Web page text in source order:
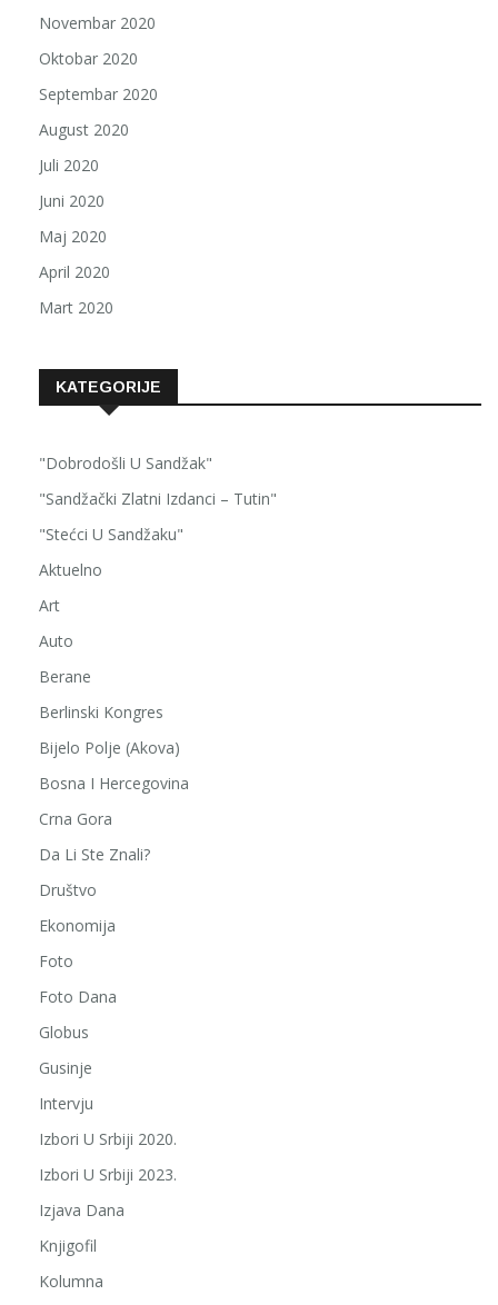
Novembar 2020
Oktobar 2020
Septembar 2020
August 2020
Juli 2020
Juni 2020
Maj 2020
April 2020
Mart 2020
KATEGORIJE
"Dobrodošli U Sandžak"
"Sandžački Zlatni Izdanci – Tutin"
"Stećci U Sandžaku"
Aktuelno
Art
Auto
Berane
Berlinski Kongres
Bijelo Polje (Akova)
Bosna I Hercegovina
Crna Gora
Da Li Ste Znali?
Društvo
Ekonomija
Foto
Foto Dana
Globus
Gusinje
Intervju
Izbori U Srbiji 2020.
Izbori U Srbiji 2023.
Izjava Dana
Knjigofil
Kolumna